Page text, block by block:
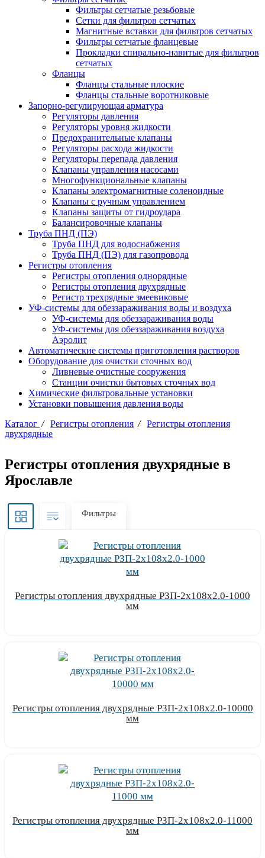
Фильтры сетчатые резьбовые
Сетки для фильтров сетчатых
Магнитные вставки для фильтров сетчатых
Фильтры сетчатые фланцевые
Прокладки спирально-навитые для фильтров
сетчатых
Фланцы
Фланцы стальные плоские
Фланцы стальные воротниковые
Запорно-регулирующая арматура
Регуляторы давления
Регуляторы уровня жидкости
Предохранительные клапаны
Регуляторы расхода жидкости
Регуляторы перепада давления
Клапаны управления насосами
Многофункциональные клапаны
Клапаны электромагнитные соленоидные
Клапаны с ручным управлением
Клапаны защиты от гидроудара
Балансировочные клапаны
Труба ПНД (ПЭ)
Труба ПНД для водоснабжения
Труба ПНД (ПЭ) для газопровода
Регистры отопления
Регистры отопления однорядные
Регистры отопления двухрядные
Регистр трехрядные змеевиковые
УФ-системы для обеззараживания воды и воздуха
УФ-системы для обеззараживания воды
УФ-системы для обеззараживания воздуха
Аэролит
Автоматические системы приготовления растворов
Оборудование для очистки сточных вод
Ливневые очистные сооружения
Станции очистки бытовых сточных вод
Химические фильтровальные установки
Установки повышения давления воды
Каталог / Регистры отопления / Регистры отопления
двухрядные
Регистры отопления двухрядные в
Ярославле
Фильтры
Регистры отопления двухрядные РЗП-2x108x2.0-1000
мм
Регистры отопления двухрядные РЗП-2x108x2.0-10000
мм
Регистры отопления двухрядные РЗП-2x108x2.0-11000
мм